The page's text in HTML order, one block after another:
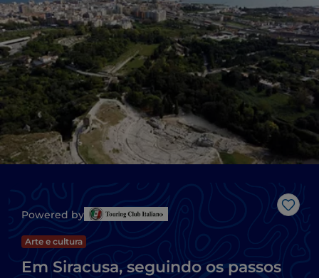
Powered by
Arte e cultura
Em Siracusa, seguindo os passos